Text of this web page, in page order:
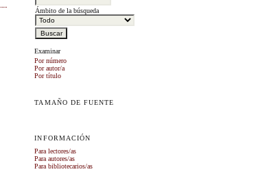
Ámbito de la búsqueda
Examinar
Por número
Por autor/a
Por título
TAMAÑO DE FUENTE
INFORMACIÓN
Para lectores/as
Para autores/as
Para bibliotecarios/as